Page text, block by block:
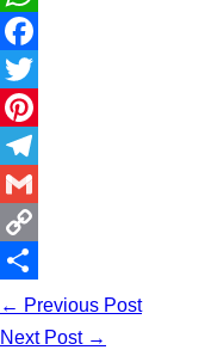
WhatsApp
Facebook
Twitter
Pinterest
Telegram
Gmail
Copy
Link
Share
← Previous Post
Next Post →